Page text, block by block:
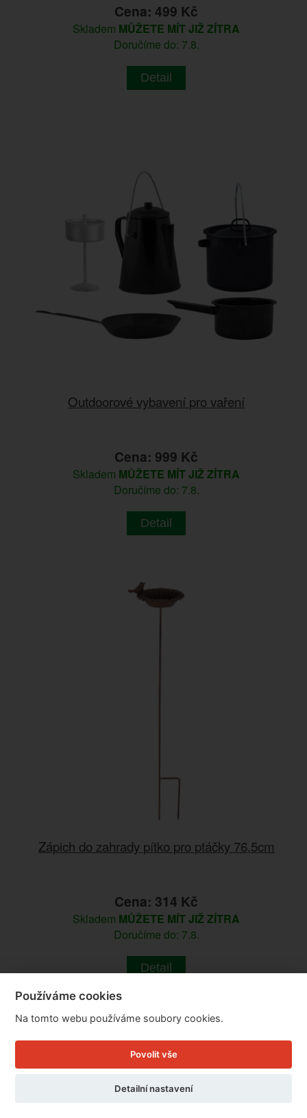
Cena: 499 Kč
Skladem MŮŽETE MÍT JIŽ ZÍTRA
Doručíme do: 7.8.
Detail
Outdoorové vybavení pro vaření
Cena: 999 Kč
Skladem MŮŽETE MÍT JIŽ ZÍTRA
Doručíme do: 7.8.
Detail
Zápich do zahrady pítko pro ptáčky 76,5cm
Cena: 314 Kč
Skladem MŮŽETE MÍT JIŽ ZÍTRA
Doručíme do: 7.8.
Detail
Používáme cookies
Na tomto webu používáme soubory cookies.
Povolit vše
Detailní nastavení